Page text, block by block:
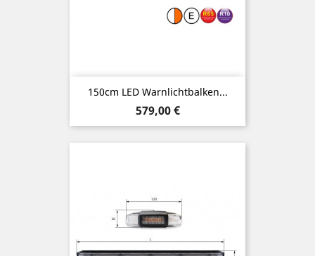
150cm LED Warnlichtbalken...
Preis
579,00 €